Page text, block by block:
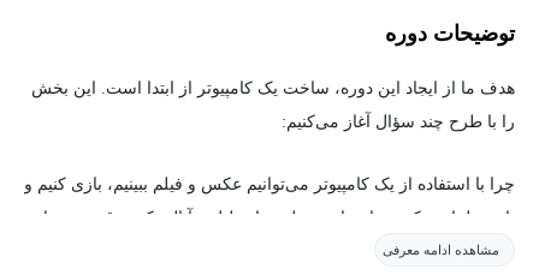
توضیحات دوره
هدف ما از ایجاد این دوره، ساخت یک کامپیوتر از ابتدا است. این بخش
را با طرح چند سؤال آغاز می‌کنیم:
چرا با استفاده از یک کامپیوتر می‌توانیم عکس و فیلم ببینیم، بازی کنیم و
بازی طراحی کنیم، داده‌های مختلف را تحلیل و آنالیز کنیم، قیمت سهام
بورس را پیش‌بینی کنیم، با یکدیگر ارتباط متنی، صوتی یا تصویری
مشاهده ادامه معرفی